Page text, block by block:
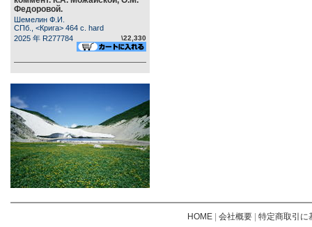
Федоровой.
Шемелин Ф.И.
СПб., <Крига> 464 c. hard
2025 年 R277784
\22,330
HOME| 会社概要| 特定商取引に